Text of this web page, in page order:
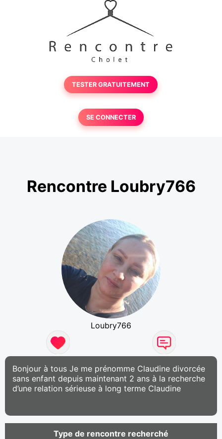
TESTER GRATUITEMENT
SE CONNECTER
Rencontre Loubry766
Loubry766
Bonjour à tous Je me prénomme Claudine divorcée
sans enfant depuis maintenant 2 ans à la recherche
d’une relation sérieuse à long terme Claudine
Type de rencontre recherché